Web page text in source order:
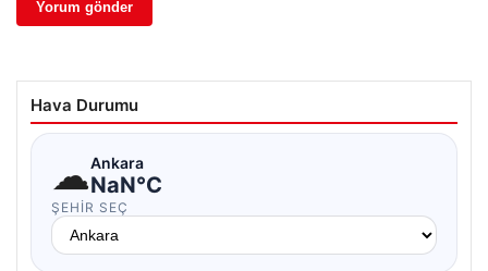
Hava Durumu
☁Ankara
NaN°C
ŞEHIR SEÇ